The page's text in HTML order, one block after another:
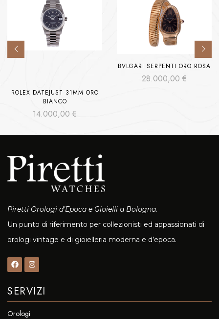
ROLEX DATEJUST 31MM ORO
BIANCO
14.000,00 €
BVLGARI SERPENTI ORO ROSA
28.000,00 €
Piretti Orologi d’Epoca e Gioielli a Bologna.
Un punto di riferimento per collezionisti ed appassionati di
orologi vintage e di gioielleria moderna e d’epoca.
SERVIZI
Orologi